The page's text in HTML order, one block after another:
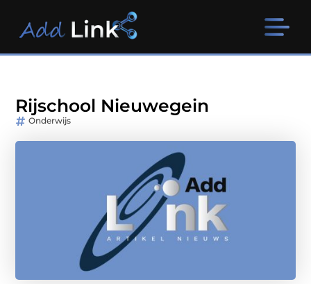
Rijschool Nieuwegein
Onderwijs